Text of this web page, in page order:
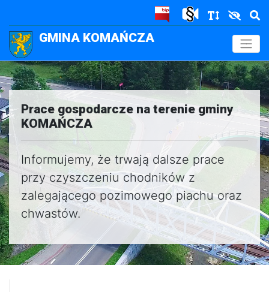
GMINA KOMAŃCZA .
Prace gospodarcze na terenie gminy
KOMAŃCZA
Informujemy, że trwają dalsze prace
przy czyszczeniu chodników z
zalegającego pozimowego piachu oraz
chwastów.